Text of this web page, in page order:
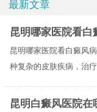
最新文章
昆明哪家医院看
昆明哪家医院看白癜风
种复杂的皮肤疾病，治
昆明白癜风医院